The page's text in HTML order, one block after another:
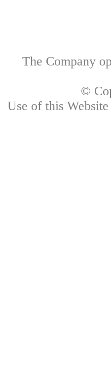
The Company
©
Use of this